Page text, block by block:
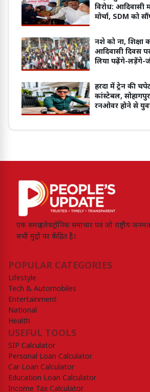
विरोध: आदिवासी
मोर्चा, SDM को
नशे को ना, शिक्षा
आदिवासी दिवस
लिया पढ़ेंगे-लड़ेंगे-
हरदा में ट्रेन की
कांस्टेबल,
रनओवर होने से
एक समग्र इलेक्ट्रॉनिक समाचार पत्र जो राष्ट्रीय
सभी मुद्दों पर केंद्रित है।
POPULAR CATEGORIES
Lifestyle
Tech & Automobiles
Entertainment
National
Health
USEFUL TOOLS
SIP Calculator
Personal Loan Calculator
Car Loan Calculator
Education Loan Calculator
Income Tax Calculator